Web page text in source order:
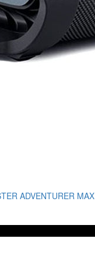
ADVENTURER MAX